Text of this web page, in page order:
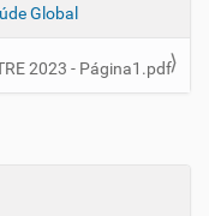
Global
2023 - Página1.pdf